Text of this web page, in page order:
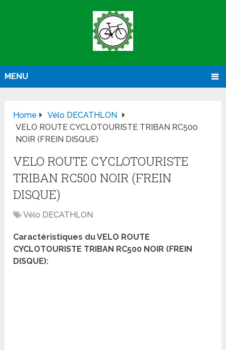
MENU
Home
Vélo DECATHLON
VELO ROUTE CYCLOTOURISTE TRIBAN RC500
NOIR (FREIN DISQUE)
VELO ROUTE CYCLOTOURISTE
TRIBAN RC500 NOIR (FREIN
DISQUE)
Vélo DECATHLON
Caractéristiques du VELO ROUTE
CYCLOTOURISTE TRIBAN RC500 NOIR (FREIN
DISQUE):